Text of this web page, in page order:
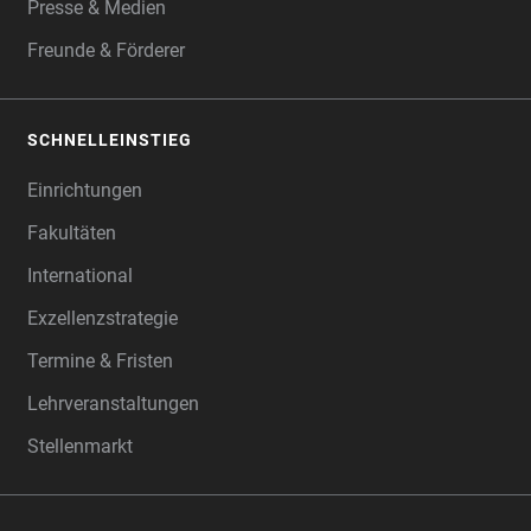
Presse & Medien
Freunde & Förderer
SCHNELLEINSTIEG
Einrichtungen
Fakultäten
International
Exzellenzstrategie
Termine & Fristen
Lehrveranstaltungen
Stellenmarkt